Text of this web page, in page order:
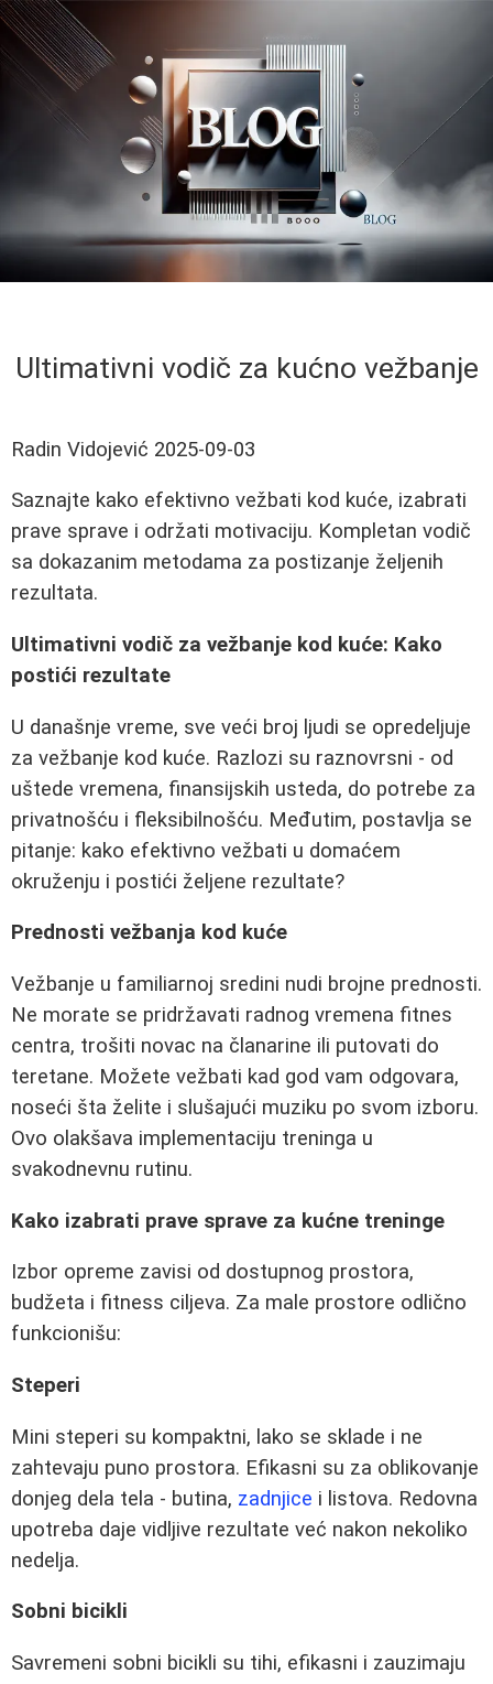
Ultimativni vodič za kućno vežbanje
Radin Vidojević 2025-09-03
Saznajte kako efektivno vežbati kod kuće, izabrati
prave sprave i održati motivaciju. Kompletan vodič
sa dokazanim metodama za postizanje željenih
rezultata.
Ultimativni vodič za vežbanje kod kuće: Kako
postići rezultate
U današnje vreme, sve veći broj ljudi se opredeljuje
za vežbanje kod kuće. Razlozi su raznovrsni - od
uštede vremena, finansijskih usteda, do potrebe za
privatnošću i fleksibilnošću. Međutim, postavlja se
pitanje: kako efektivno vežbati u domaćem
okruženju i postići željene rezultate?
Prednosti vežbanja kod kuće
Vežbanje u familiarnoj sredini nudi brojne prednosti.
Ne morate se pridržavati radnog vremena fitnes
centra, trošiti novac na članarine ili putovati do
teretane. Možete vežbati kad god vam odgovara,
noseći šta želite i slušajući muziku po svom izboru.
Ovo olakšava implementaciju treninga u
svakodnevnu rutinu.
Kako izabrati prave sprave za kućne treninge
Izbor opreme zavisi od dostupnog prostora,
budžeta i fitness ciljeva. Za male prostore odlično
funkcionišu:
Steperi
Mini steperi su kompaktni, lako se sklade i ne
zahtevaju puno prostora. Efikasni su za oblikovanje
donjeg dela tela - butina, zadnjice i listova. Redovna
upotreba daje vidljive rezultate već nakon nekoliko
nedelja.
Sobni bicikli
Savremeni sobni bicikli su tihi, efikasni i zauzimaju